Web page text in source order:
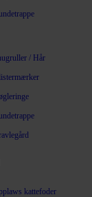
/ Hår
kattefoder